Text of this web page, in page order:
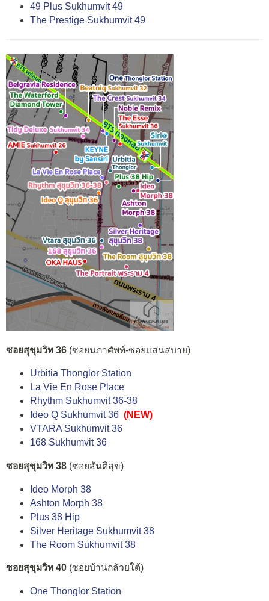
49 Plus Sukhumvit 49
The Prestige Sukhumvit 49
ซอยสุขุมวิท 36 (ซอยนภาศัพท์-ซอยแสนสบาย)
Urbitia Thonglor Station
La Vie En Rose Place
Rhythm Sukhumvit 36-38
Ideo Q Sukhumvit 36 (NEW)
VTARA Sukhumvit 36
168 Sukhumvit 36
ซอยสุขุมวิท 38 (ซอยสันติสุข)
Ideo Morph 38
Ashton Morph 38
Plus 38 Hip
Silver Heritage Sukhumvit 38
The Room Sukhumvit 38
ซอยสุขุมวิท 40 (ซอยบ้านกล้วยใต้)
One Thonglor Station